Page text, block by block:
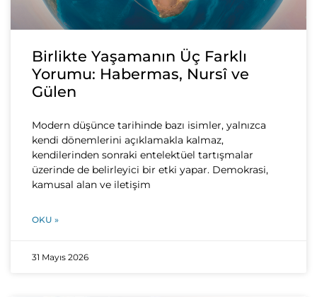
Birlikte Yaşamanın Üç Farklı
Yorumu: Habermas, Nursî ve
Gülen
Modern düşünce tarihinde bazı isimler, yalnızca
kendi dönemlerini açıklamakla kalmaz,
kendilerinden sonraki entelektüel tartışmalar
üzerinde de belirleyici bir etki yapar. Demokrasi,
kamusal alan ve iletişim
OKU »
31 Mayıs 2026